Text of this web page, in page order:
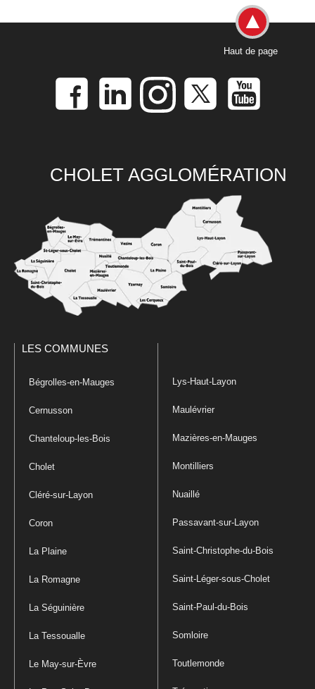
Haut de page
CHOLET AGGLOMÉRATION
LES COMMUNES
Bégrolles-en-Mauges
Cernusson
Chanteloup-les-Bois
Cholet
Cléré-sur-Layon
Coron
La Plaine
La Romagne
La Séguinière
La Tessoualle
Le May-sur-Èvre
Lys-Haut-Layon
Maulévrier
Mazières-en-Mauges
Montilliers
Nuaillé
Passavant-sur-Layon
Saint-Christophe-du-Bois
Saint-Léger-sous-Cholet
Saint-Paul-du-Bois
Somloire
Toutlemonde